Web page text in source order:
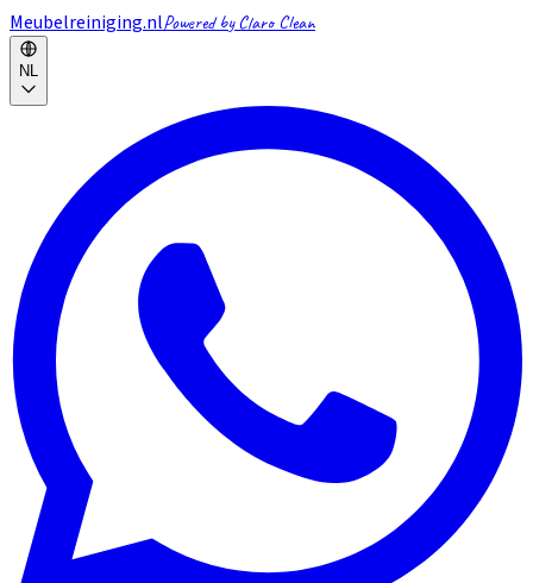
Meubelreiniging.nlPowered by Claro Clean
NL